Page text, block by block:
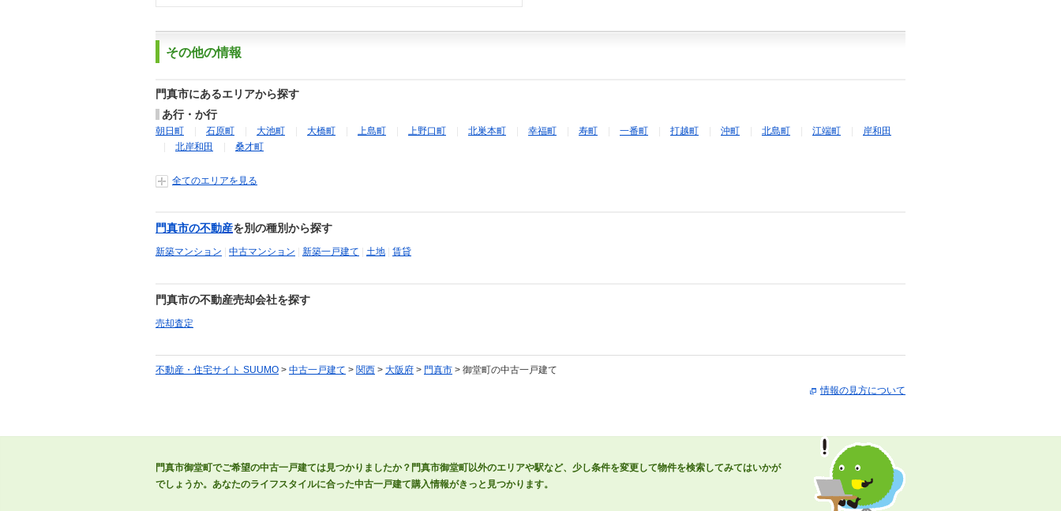
その他の情報
門真市にあるエリアから探す
あ行・か行
朝日町 石原町 大池町 大橋町 上島町 上野口町 北巣本町 幸福町 寿町 一番町 打越町 沖町 北島町 江端町
岸和田
北岸和田
桑才町
全てのエリアを見る
門真市の不動産を別の種別から探す
新築マンション 中古マンション 新築一戸建て 土地 賃貸
門真市の不動産売却会社を探す
売却査定
不動産・住宅サイト SUUMO > 中古一戸建て > 関西 > 大阪府 > 門真市 > 御堂町の中古一戸建て
情報の見方について
門真市御堂町でご希望の中古一戸建ては見つかりましたか？門真市御堂町以外のエリアや駅など、少し条件を変更して物件を検索してみてはいかが
でしょうか。あなたのライフスタイルに合った中古一戸建て購入情報がきっと見つかります。